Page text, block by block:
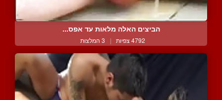
הביצים האלה מלאות עד אפס...
4792 צפיות | 3 המלצות